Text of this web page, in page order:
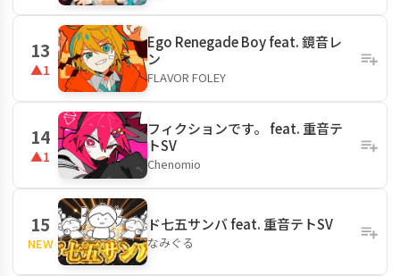
13
▲1
Ego Renegade Boy feat. 鏡音レ
ン
FLAVOR FOLEY
14
▲1
フィクションです。 feat. 重音テ
トSV
Chenomio
15
NEW
ド七五サンバ feat. 重音テトSV
なみぐる